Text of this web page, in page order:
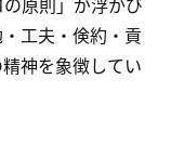
工夫・倹約・貢
神を象徴してい